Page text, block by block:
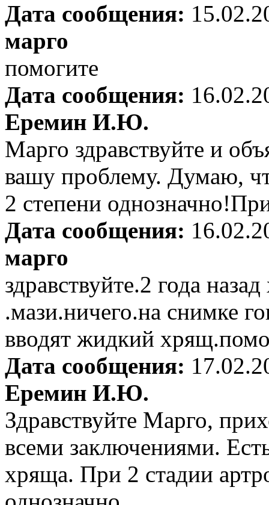
Дата сообщения:
марго
помогите
Дата сообщения:
Еремин И.Ю.
Марго здравствуйте и
вашу проблему. Думаю,
2 степени
Дата сообщения:
марго
здравствуйте.2 года
.мази.ничего.на снимке
вводят жидкий
Дата сообщения:
Еремин И.Ю.
Здравствуйте Марго,
всеми заключениями.
хряща. При 2 стадии